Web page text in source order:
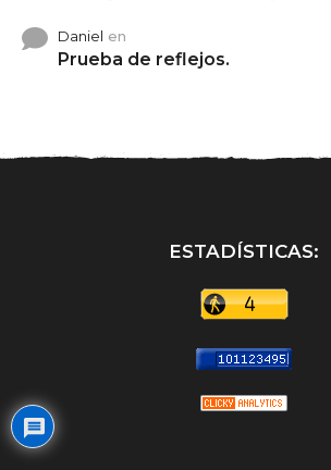
Daniel en
Prueba de reflejos.
ESTADÍSTICAS: